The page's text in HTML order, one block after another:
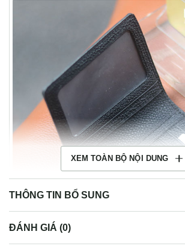
XEM TOÀN BỘ NỘI DUNG
THÔNG TIN BỔ SUNG
ĐÁNH GIÁ (0)